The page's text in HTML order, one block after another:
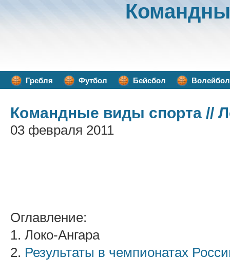
Гребля Футбол Бейсбол Волейбол
Командные виды спорта //
03 февраля 2011
Оглавление:
1. Локо-Ангара
2. Результаты в чемпионатах